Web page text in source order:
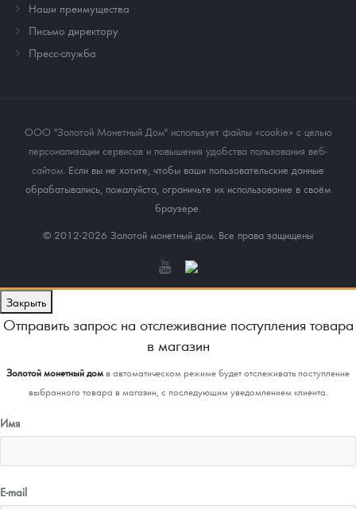
Наши преимущества
Письмо директору
Пресс-служба
ООО "Золотой Монетный Дом" использует файлы «cookie» с целью
персонализации сервисов и повышения удобства пользования веб-
сайтом. Если вы не хотите, чтобы ваши пользовательские данные
обрабатывались, пожалуйста, ограничьте их использование в своём
браузере.
© 2012-2026 Золотой монетный дом. Все права защищены
Закрыть
Отправить запрос на отслеживание поступления товара
в магазин
Золотой монетный домв автоматическом режиме будет отслеживать поступление
выбранного товара в магазин, с последующим уведомлением клиента.
Имя
E-mail